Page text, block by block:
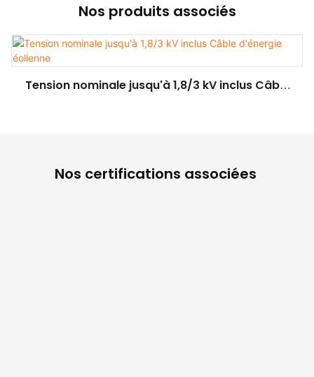
Nos produits associés
Tension nominale jusqu'à 1,8/3 kV inclus Câble
Nos certifications associées